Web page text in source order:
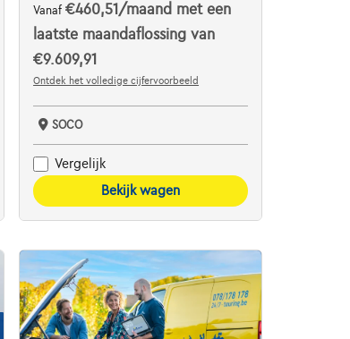
Vanaf€460,51 /maand met een
laatste maandaflossing van
€9.609,91
Ontdek het volledige cijfervoorbeeld
SOCO
Vergelijk
Bekijk wagen